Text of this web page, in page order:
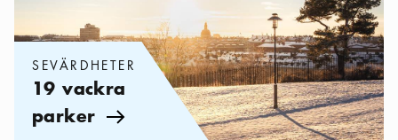
SEVÄRDHETER
19 vackra
parker Pil ikon